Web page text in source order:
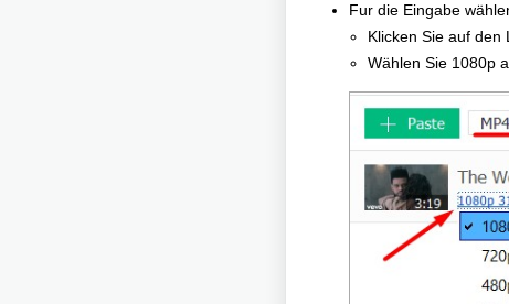
Fur die Eingabe
Klicken Sie auf den
Wählen Sie 1080p